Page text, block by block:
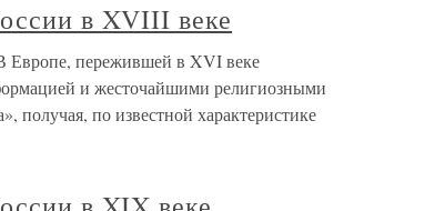
в XVIII веке
Европе, пережившей в XVI веке
и жесточайшими религиозными
получая, по известной характеристике